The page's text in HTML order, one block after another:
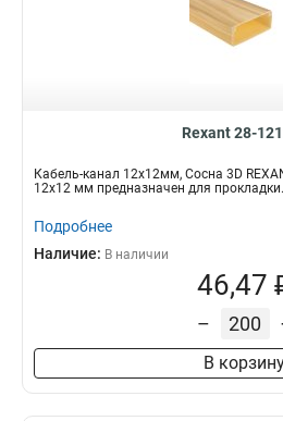
Rexant 28-
Кабель-канал 12х12мм, Сосна 3D
12х12 мм предназначен для
Подробнее
Наличие: В наличии
46,47
–
В